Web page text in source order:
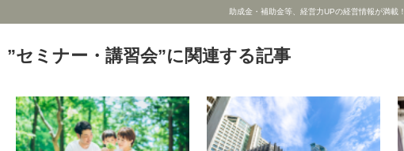
助成金・補助金等、経営力UPの経営情報が満載！
”セミナー・講習会”に関連する記事